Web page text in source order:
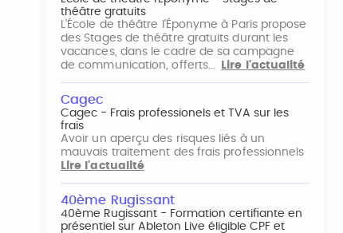
théâtre gratuits
L'École de théâtre l'Éponyme à Paris propose
des Stages de théâtre gratuits durant les
vacances, dans le cadre de sa campagne
de communication, offerts…
Lire l'actualité
Cagec
Cagec - Frais professionels et TVA sur les
frais
Avoir un aperçu des risques liés à un
mauvais traitement des frais professionnels
Lire l'actualité
40ème Rugissant
40ème Rugissant - Formation certifiante en
présentiel sur Ableton Live éligible CPF et